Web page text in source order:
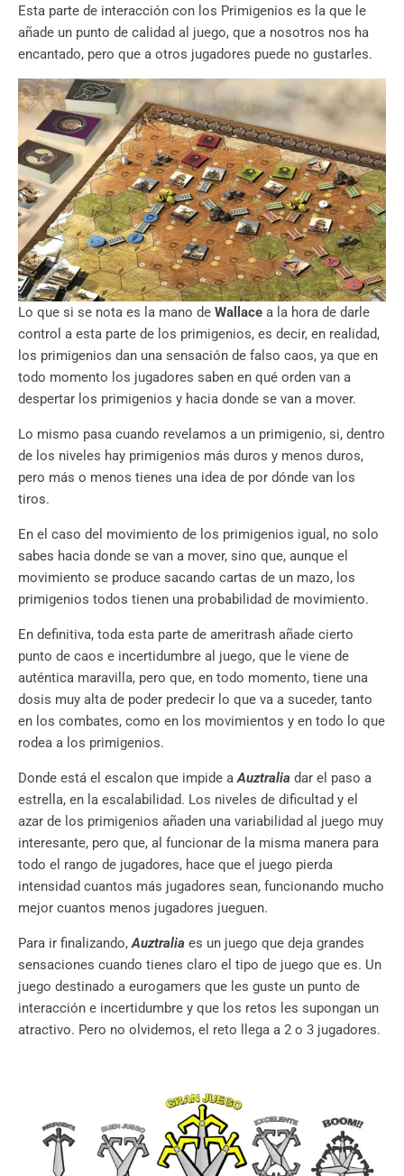
Esta parte de interacción con los Primigenios es la que le
añade un punto de calidad al juego, que a nosotros nos ha
encantado, pero que a otros jugadores puede no gustarles.
Lo que si se nota es la mano de Wallace a la hora de darle
control a esta parte de los primigenios, es decir, en realidad,
los primigenios dan una sensación de falso caos, ya que en
todo momento los jugadores saben en qué orden van a
despertar los primigenios y hacia donde se van a mover.
Lo mismo pasa cuando revelamos a un primigenio, si, dentro
de los niveles hay primigenios más duros y menos duros,
pero más o menos tienes una idea de por dónde van los
tiros.
En el caso del movimiento de los primigenios igual, no solo
sabes hacia donde se van a mover, sino que, aunque el
movimiento se produce sacando cartas de un mazo, los
primigenios todos tienen una probabilidad de movimiento.
En definitiva, toda esta parte de ameritrash añade cierto
punto de caos e incertidumbre al juego, que le viene de
auténtica maravilla, pero que, en todo momento, tiene una
dosis muy alta de poder predecir lo que va a suceder, tanto
en los combates, como en los movimientos y en todo lo que
rodea a los primigenios.
Donde está el escalon que impide aAuztralia dar el paso a
estrella, en la escalabilidad. Los niveles de dificultad y el
azar de los primigenios añaden una variabilidad al juego muy
interesante, pero que, al funcionar de la misma manera para
todo el rango de jugadores, hace que el juego pierda
intensidad cuantos más jugadores sean, funcionando mucho
mejor cuantos menos jugadores jueguen.
Para ir finalizando,Auztralia es un juego que deja grandes
sensaciones cuando tienes claro el tipo de juego que es. Un
juego destinado a eurogamers que les guste un punto de
interacción e incertidumbre y que los retos les supongan un
atractivo. Pero no olvidemos, el reto llega a 2 o 3 jugadores.